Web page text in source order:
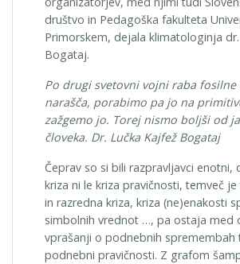
društvo in Pedagoška fakulteta
Primorskem, dejala klimatologinja
Bogataj.
Po drugi svetovni vojni raba fosilne
narašča, porabimo pa jo na
zažgemo jo. Torej nismo boljši od
človeka. Dr. Lučka Kajfež Bogataj
Čeprav so si bili razpravljavci enotni,
kriza ni le kriza pravičnosti, temveč
in razredna kriza, kriza (ne)enakosti
simbolnih vrednot …, pa ostaja med
vprašanji o podnebnih spremembah
podnebni pravičnosti. Z grafom